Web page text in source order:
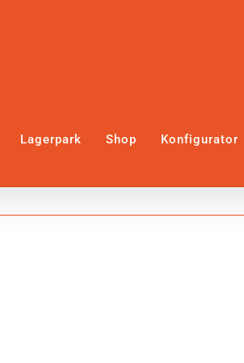
Lagerpark Shop Konfigurator